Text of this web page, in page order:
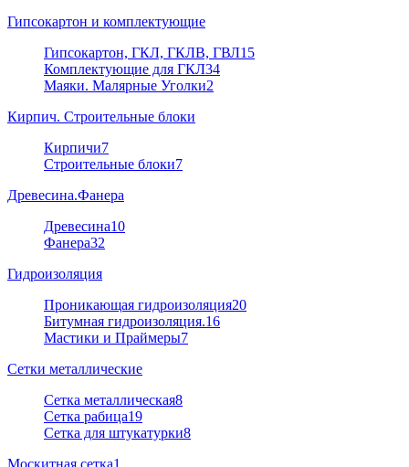
Гипсокартон и комплектующие
Гипсокартон, ГКЛ, ГКЛВ, ГВЛ15
Комплектующие для ГКЛ34
Маяки. Малярные Уголки2
Кирпич. Строительные блоки
Кирпичи7
Строительные блоки7
Древесина.Фанера
Древесина10
Фанера32
Гидроизоляция
Проникающая гидроизоляция20
Битумная гидроизоляция.16
Мастики и Праймеры7
Сетки металлические
Сетка металлическая8
Сетка рабица19
Сетка для штукатурки8